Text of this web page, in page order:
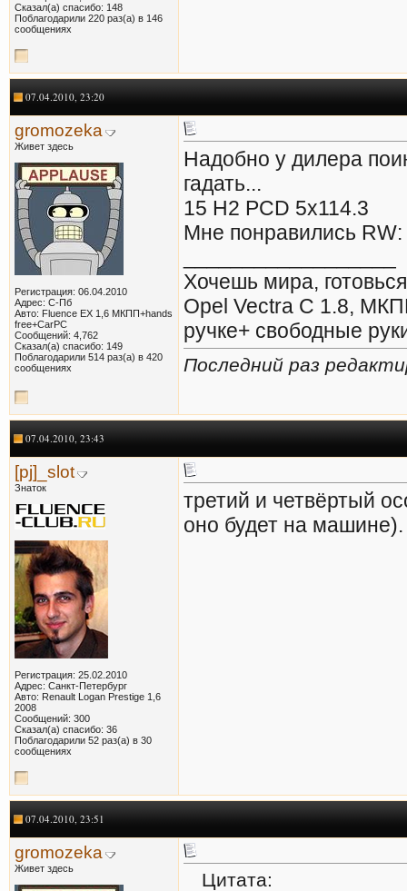
Сказал(а) спасибо: 148
Поблагодарили 220 раз(а) в 146
сообщениях
07.04.2010, 23:20
gromozeka
Живет здесь
Регистрация: 06.04.2010
Адрес: С-Пб
Авто: Fluence EX 1,6 МКПП+hands
free+CarPC
Сообщений: 4,762
Сказал(а) спасибо: 149
Поблагодарили 514 раз(а) в 420
сообщениях
Надобно у дилера
гадать...
15 H2 PCD 5x114.3
Мне понравились RW:
Хочешь мира,
Opel Vectra С 1.8,
ручке+ свободные
Последний раз
07.04.2010, 23:43
[pj]_slot
Знаток
Регистрация: 25.02.2010
Адрес: Санкт-Петербург
Авто: Renault Logan Prestige 1,6
2008
Сообщений: 300
Сказал(а) спасибо: 36
Поблагодарили 52 раз(а) в 30
сообщениях
третий и четвёртый
оно будет на машине).
07.04.2010, 23:51
gromozeka
Живет здесь
Цитата: